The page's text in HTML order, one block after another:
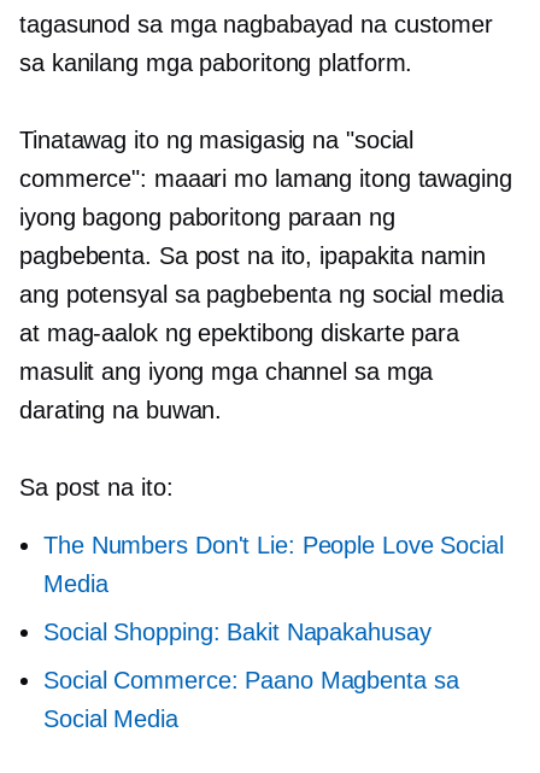
tagasunod sa mga nagbabayad na customer
sa kanilang mga paboritong platform.
Tinatawag ito ng masigasig na "social
commerce": maaari mo lamang itong tawaging
iyong bagong paboritong paraan ng
pagbebenta. Sa post na ito, ipapakita namin
ang potensyal sa pagbebenta ng social media
at mag-aalok ng epektibong diskarte para
masulit ang iyong mga channel sa mga
darating na buwan.
Sa post na ito:
The Numbers Don't Lie: People Love Social
Media
Social Shopping: Bakit Napakahusay
Social Commerce: Paano Magbenta sa
Social Media